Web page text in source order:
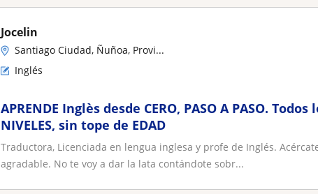
Jocelin
Santiago Ciudad, Ñuñoa, Provi...
Inglés
APRENDE Inglès desde CERO, PASO A PASO. Todos
NIVELES, sin tope de EDAD
Traductora, Licenciada en lengua inglesa y profe de Inglés.
agradable. No te voy a dar la lata contándote sobr...